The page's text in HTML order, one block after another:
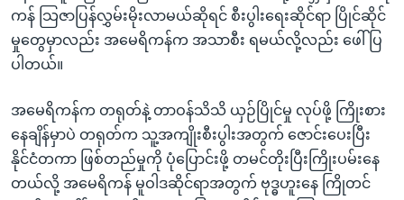
ကန် သြဇာပြန်လွှမ်းမိုးလာမယ်ဆိုရင် စီးပွါးရေးဆိုင်ရာ ပြိုင်ဆိုင်
မှုတွေမှာလည်း အမေရိကန်က အသာစီး ရမယ်လို့လည်း ဖေါ်ပြ
ပါတယ်။
အမေရိကန်က တရုတ်နဲ့ တာဝန်သိသိ ယှဉ်ပြိုင်မှု လုပ်ဖို့ ကြိုးစား
နေချိန်မှာပဲ တရုတ်က သူ့အကျိုးစီးပွါးအတွက် ဇောင်းပေးပြီး
နိုင်ငံတကာ ဖြစ်တည်မှုကို ပုံပြောင်းဖို့ တမင်တိုးပြီးကြိုးပမ်းနေ
တယ်လို့ အမေရိကန် မူဝါဒဆိုင်ရာအတွက် ဗုဒ္ဓဟူးနေ ကြိုတင်